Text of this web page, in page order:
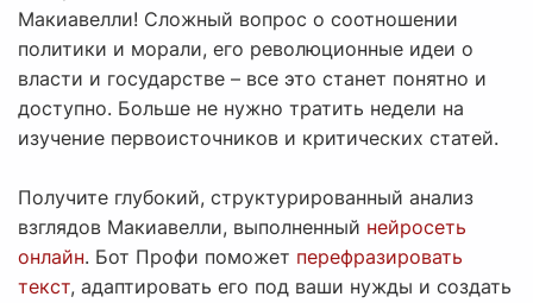
Макиавелли! Сложный вопрос о соотношении
политики и морали, его революционные идеи о
власти и государстве – все это станет понятно и
доступно. Больше не нужно тратить недели на
изучение первоисточников и критических статей.
Получите глубокий, структурированный анализ
взглядов Макиавелли, выполненный нейросеть
онлайн. Бот Профи поможет перефразировать
текст, адаптировать его под ваши нужды и создать